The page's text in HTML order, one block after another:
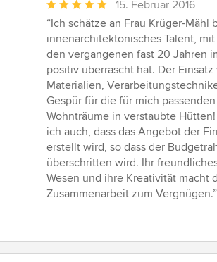
Durchschnittliche
Bewertung:
5
von
5
Sternen
15. Februar 2016
“Ich schätze an Frau Krüger-Mähl
innenarchitektonisches Talent,
den vergangenen fast 20 Jahren
positiv überrascht hat. Der
Materialien,
Gespür für die für mich
Wohnträume in verstaubte
ich auch, dass das Angebot der
erstellt wird, so dass der
überschritten wird. Ihr
Wesen und ihre Kreativität macht
Zusammenarbeit zum Vergnügen.”